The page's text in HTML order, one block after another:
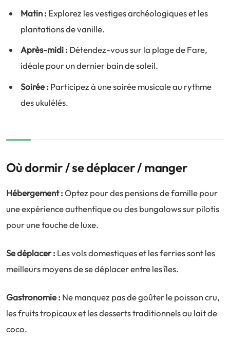
Matin : Explorez les vestiges archéologiques et les
plantations de vanille.
Après-midi : Détendez-vous sur la plage de Fare,
idéale pour un dernier bain de soleil.
Soirée : Participez à une soirée musicale au rythme
des ukulélés.
Où dormir / se déplacer / manger
Hébergement :Optez pour des pensions de famille pour
une expérience authentique ou des bungalows sur pilotis
pour une touche de luxe.
Se déplacer : Les vols domestiques et les ferries sont les
meilleurs moyens de se déplacer entre les îles.
Gastronomie : Ne manquez pas de goûter le poisson cru,
les fruits tropicaux et les desserts traditionnels au lait de
coco.